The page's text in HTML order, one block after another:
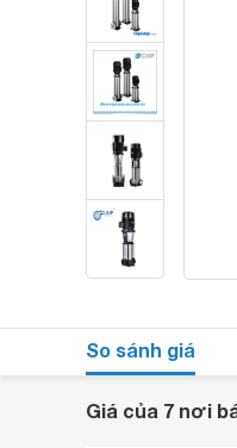
So sánh giá
Giá của 7 nơi